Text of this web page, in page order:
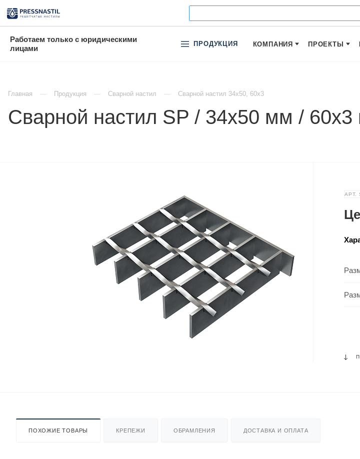
Работаем только с юридическими
лицами
ПРОДУКЦИЯ КОМПАНИЯ ПРОЕКТЫ
Главная Продукция Сварной настил Сварной настил 34х50, 60х3
Сварной настил SP / 34х50 мм /
АРТ.
ПОХОЖИЕ ТОВАРЫ КРЕПЕЖИ ОБРАМЛЕНИЯ ДОСТАВКА И ОПЛАТА